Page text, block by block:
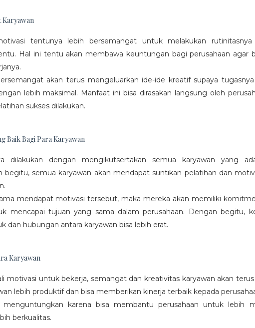
Karyawan
tentunya lebih bersemangat untuk melakukan rutinitasnya
Hal ini tentu akan membawa keuntungan bagi perusahaan agar
akan terus mengeluarkan ide-ide kreatif supaya
lebih maksimal. Manfaat ini bisa dirasakan langsung oleh
sukses dilakukan.
Baik Bagi Para Karyawan
dilakukan dengan mengikutsertakan semua karyawan yang
begitu, semua karyawan akan mendapat suntikan pelatihan dan
mendapat motivasi tersebut, maka mereka akan memiliki
mencapai tujuan yang sama dalam perusahaan. Dengan begitu,
dan hubungan antara karyawan bisa lebih erat.
Karyawan
motivasi untuk bekerja, semangat dan kreativitas karyawan akan
lebih produktif dan bisa memberikan kinerja terbaik kepada
karena bisa membantu perusahaan untuk lebih
berkualitas.